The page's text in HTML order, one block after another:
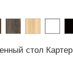
стол Картер